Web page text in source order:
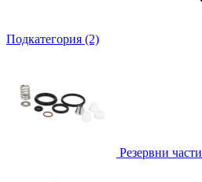
Подкатегория (2)
Резервни части